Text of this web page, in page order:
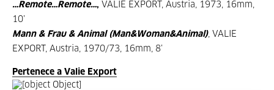
…Remote…Remote…, VALIE EXPORT, Austria, 1973, 16mm,
10’
Mann & Frau & Animal (Man&Woman&Animal), VALIE
EXPORT, Austria, 1970/73, 16mm, 8’
Pertenece a Valie Export